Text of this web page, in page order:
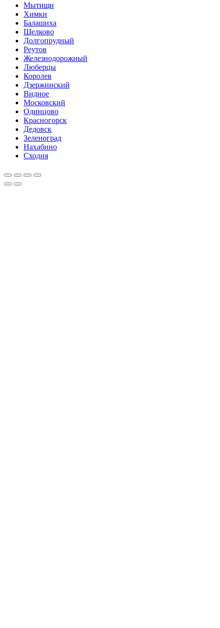
Мытищи
Химки
Балашиха
Щелково
Долгопрудный
Реутов
Железнодорожный
Люберцы
Королев
Дзержинский
Видное
Московский
Одинцово
Красногорск
Дедовск
Зеленоград
Нахабино
Сходня